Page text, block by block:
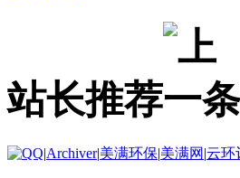
站长推荐
|Archiver|美满环保|美满网 |云环